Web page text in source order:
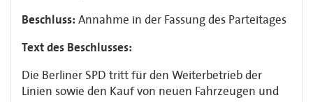
Beschluss: Annahme in der Fassung des Parteitages
Text des Beschlusses:
Die Berliner SPD tritt für den Weiterbetrieb der
Linien sowie den Kauf von neuen Fahrzeugen und